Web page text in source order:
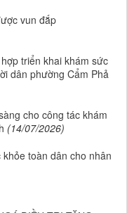
vun đắp
triển khai khám sức
dân phường Cẩm Phả
cho công tác khám
(14/07/2026)
toàn dân cho nhân